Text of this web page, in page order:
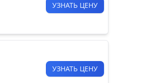
УЗНАТЬ ЦЕНУ
УЗНАТЬ ЦЕНУ